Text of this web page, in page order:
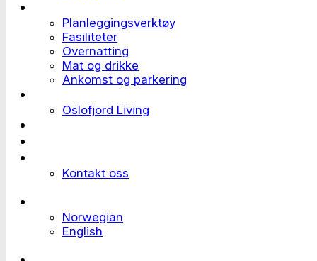
Planleggingsverktøy
Fasiliteter
Overnatting
Mat og drikke
Ankomst og parkering
Oslofjord Living
Kontakt oss
Norwegian
English